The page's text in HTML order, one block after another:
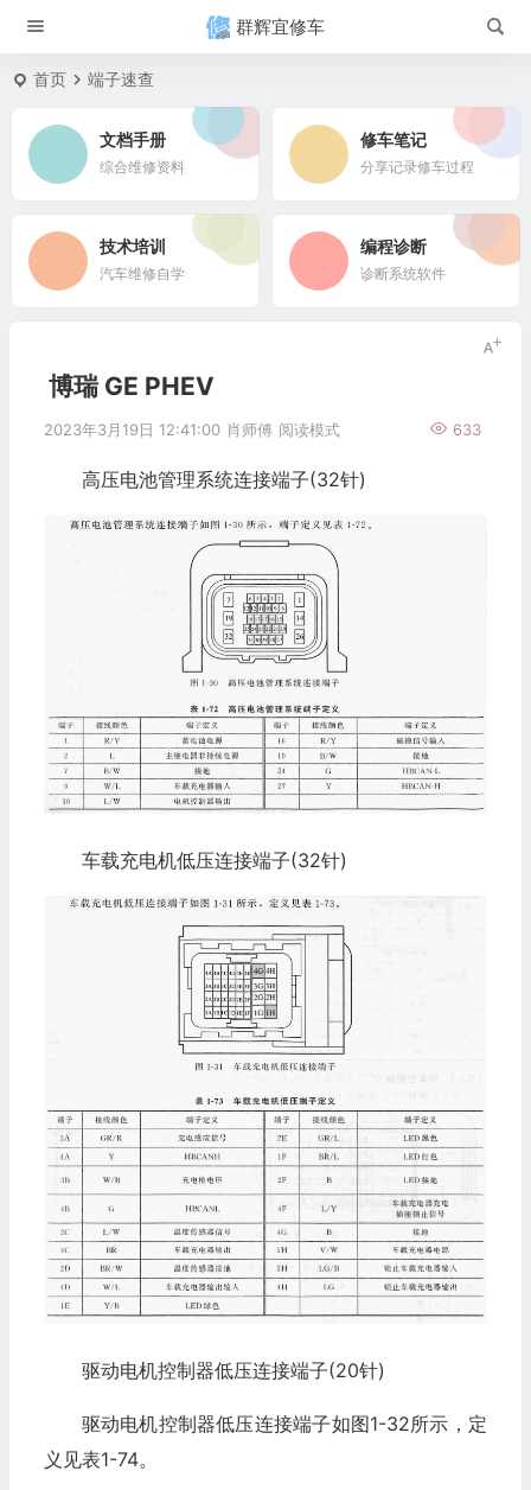
群辉宜修车
首页 端子速查
文档手册
综合维修资料
修车笔记
分享记录修车过程
技术培训
汽车维修自学
编程诊断
诊断系统软件
博瑞 GE PHEV
2023年3月19日 12:41:00 肖师傅 633
阅读模式
高压电池管理系统连接端子(32针)
车载充电机低压连接端子(32针)
驱动电机控制器低压连接端子(20针)
驱动电机控制器低压连接端子如图1-32所示，定
义见表1-74。